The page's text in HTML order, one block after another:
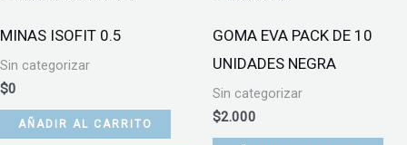
MINAS ISOFIT 0.5
Sin categorizar
$0
AÑADIR AL CARRITO
GOMA EVA PACK DE 10
UNIDADES NEGRA
Sin categorizar
$2.000